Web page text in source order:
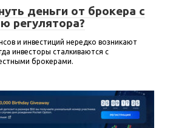
деньги от брокера с
регулятора?
и инвестиций нередко возникают
инвесторы сталкиваются с
брокерами.